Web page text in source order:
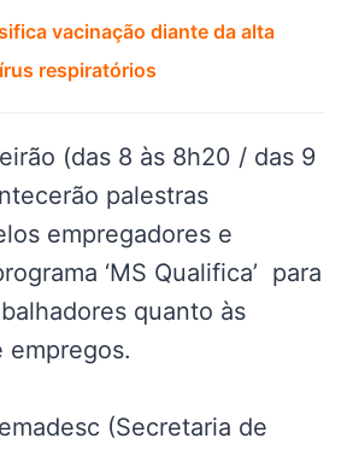
vacinação diante da alta
respiratórios
(das 8 às 8h20 / das 9
palestras
empregadores e
‘MS Qualifica’ para
quanto às
empregos.
(Secretaria de